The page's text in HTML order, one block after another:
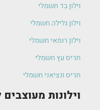
וילון בד חשמלי
וילון גלילה חשמלי
וילון רומאי חשמלי
תריס עץ חשמלי
תריס ונציאני חשמלי
וילונות